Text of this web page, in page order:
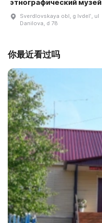
этнографический музей
Sverdlovskaya obl, g Ivdelʹ, ul
Danilova, d 78
你最近看过吗